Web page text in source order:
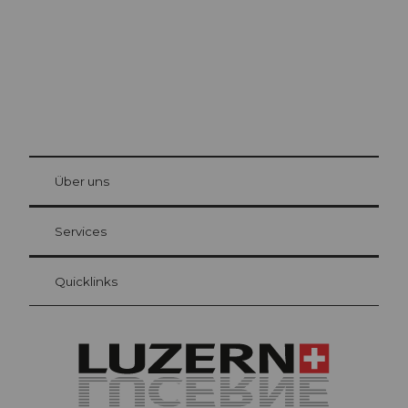
Gästekarte Luzern
Ihre Vorteile als Übernachtungsgast
at Bre
Über uns
Services
Quicklinks